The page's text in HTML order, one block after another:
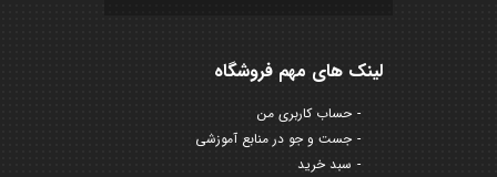
لینک های مهم فروشگاه
حساب کاربری من
جست و جو در منابع آموزشی
سبد خرید